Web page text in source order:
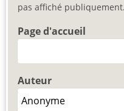
pas affiché publiquement.
Page d'accueil
Auteur